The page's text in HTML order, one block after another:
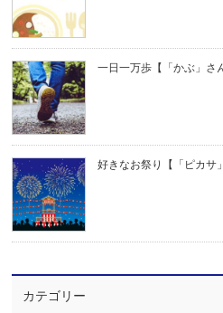
一日一万歩【「かぶ」さ
好きなお祭り【「ピカサ
カテゴリー